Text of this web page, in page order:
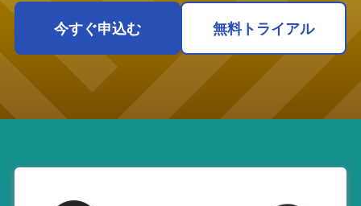
今すぐ申込む 無料トライアル